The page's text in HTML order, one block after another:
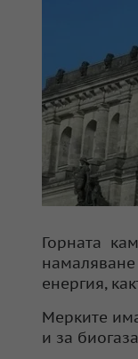
Горната
енергия,
Мерките
и за